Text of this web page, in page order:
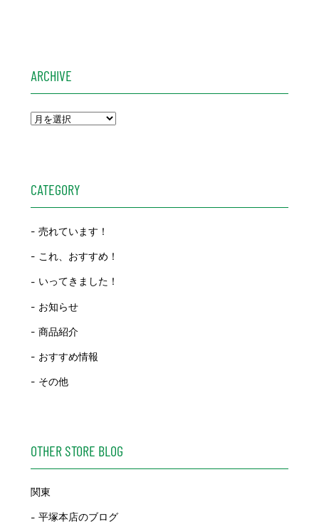
ARCHIVE
CATEGORY
売れています！
これ、おすすめ！
いってきました！
お知らせ
商品紹介
おすすめ情報
その他
OTHER STORE BLOG
関東
平塚本店のブログ